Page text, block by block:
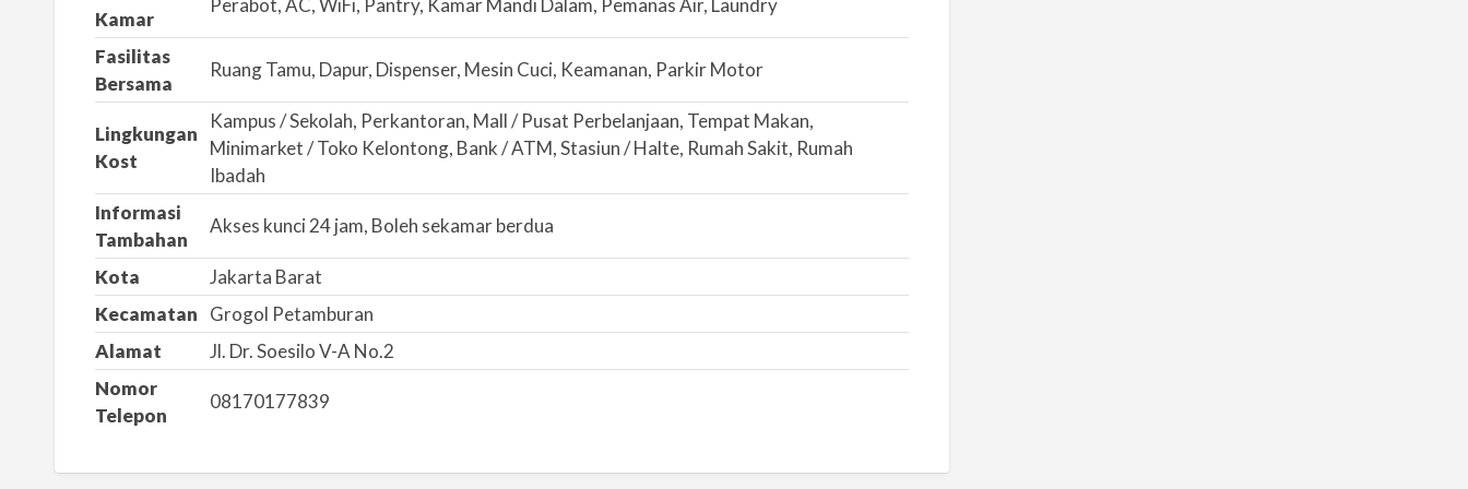
s
a
l
h
Kamar
Perabot, AC, WiFi, Pantry, Kamar Mandi Dalam, Pemanas Air, Laundry
Fasilitas
Bersama
Ruang Tamu, Dapur, Dispenser, Mesin Cuci, Keamanan, Parkir Motor
Lingkungan
Kost
Kampus / Sekolah, Perkantoran, Mall / Pusat Perbelanjaan, Tempat Makan,
Minimarket / Toko Kelontong, Bank / ATM, Stasiun / Halte, Rumah Sakit, Rumah
Ibadah
Informasi
Tambahan
Akses kunci 24 jam, Boleh sekamar berdua
Kota
Jakarta Barat
Kecamatan
Grogol Petamburan
Alamat
Jl. Dr. Soesilo V-A No.2
Nomor
Telepon
08170177839